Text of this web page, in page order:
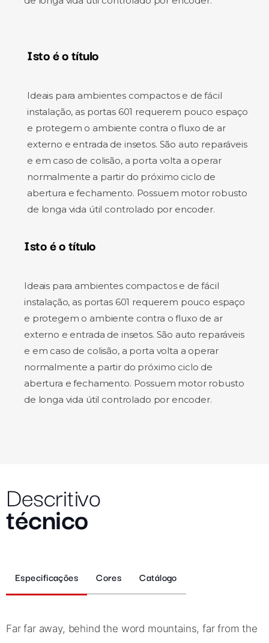
Isto é o título
Ideais para ambientes compactos e de fácil
instalação, as portas 601 requerem pouco espaço
e protegem o ambiente contra o fluxo de ar
externo e entrada de insetos. São auto reparáveis
e em caso de colisão, a porta volta a operar
normalmente a partir do próximo ciclo de
abertura e fechamento. Possuem motor robusto
de longa vida útil controlado por encoder.
Isto é o título
Ideais para ambientes compactos e de fácil
instalação, as portas 601 requerem pouco espaço
e protegem o ambiente contra o fluxo de ar
externo e entrada de insetos. São auto reparáveis
e em caso de colisão, a porta volta a operar
normalmente a partir do próximo ciclo de
abertura e fechamento. Possuem motor robusto
de longa vida útil controlado por encoder.
Descritivo
técnico
Especificações Cores Catálogo
Far far away, behind the word mountains, far from the